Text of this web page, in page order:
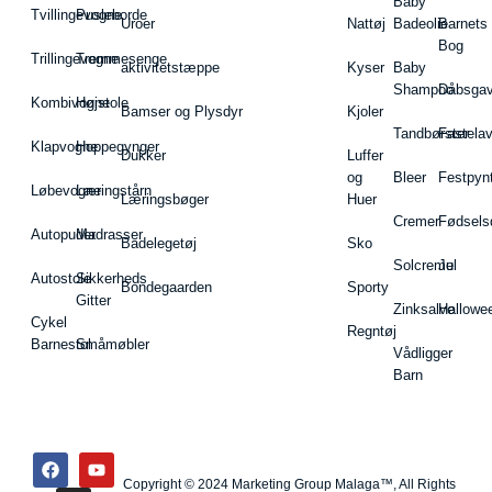
Tvillingevogne
Trillingevogne
Kombivogne
Klapvogne
Løbevogne
Autopuder
Autostole
Cykel
Barnestol
Pusleborde
Tremmesenge
Højstole
Hoppegynger
Læringstårn
Madrasser
Sikkerheds
Gitter
Småmøbler
Uroer
aktivitetstæppe
Bamser og Plysdyr
Dukker
Læringsbøger
Badelegetøj
Bondegaarden
Nattøj
Kyser
Kjoler
Luffer
og
Huer
Sko
Sporty
Regntøj
Badeolie
Baby
Shampoo
Tandbørster
Bleer
Cremer
Solcreme
Zinksalve
Vådligger
Barn
Barnets
Bog
Jul
Copyright © 2024 Marketing Group Malaga™, All Rights